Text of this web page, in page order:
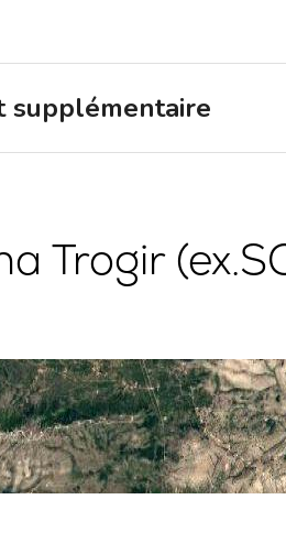
supplémentaire
Trogir